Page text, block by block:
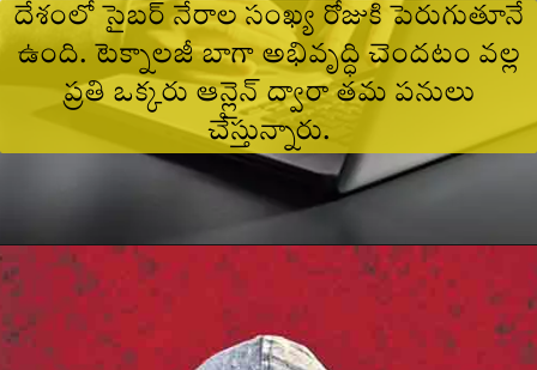
దేశంలో సైబర్ నేరాల సంఖ్య రోజుకి పెరుగుతూనే
ఉంది. టెక్నాలజీ బాగా అభివృద్ధి చెందటం వల్ల
ప్రతి ఒక్కరు ఆన్లైన్ ద్వారా తమ పనులు
చేస్తున్నారు.